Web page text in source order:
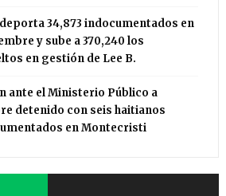
34,873 indocumentados en
y sube a 370,240 los
en gestión de Lee B.
ante el Ministerio Público a
detenido con seis haitianos
en Montecristi